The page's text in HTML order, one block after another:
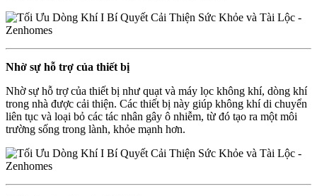
Nhờ sự hỗ trợ của thiết bị
Nhờ sự hỗ trợ của thiết bị như quạt và máy lọc không khí, dòng khí
trong nhà được cải thiện. Các thiết bị này giúp không khí di chuyển
liên tục và loại bỏ các tác nhân gây ô nhiễm, từ đó tạo ra một môi
trường sống trong lành, khỏe mạnh hơn.